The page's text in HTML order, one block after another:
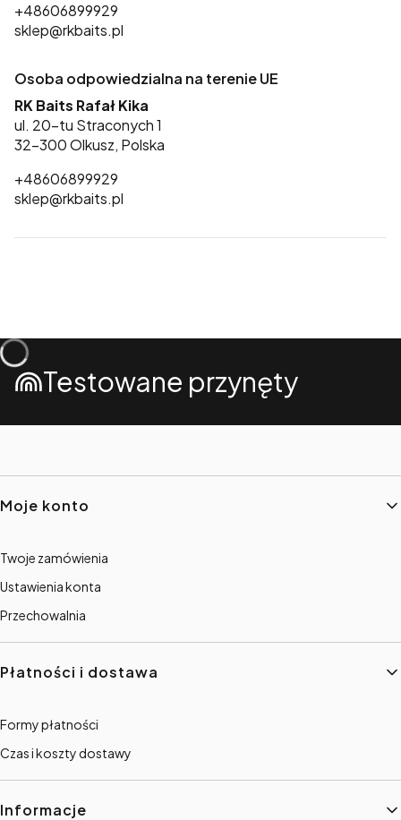
+48606899929
sklep@rkbaits.pl
Osoba odpowiedzialna na terenie UE
RK Baits Rafał Kika
ul. 20-tu Straconych 1
32-300 Olkusz, Polska
+48606899929
sklep@rkbaits.pl
Testowane przynęty
Linki w stopce
Moje konto
Twoje zamówienia
Ustawienia konta
Przechowalnia
Płatności i dostawa
Formy płatności
Czas i koszty dostawy
Informacje